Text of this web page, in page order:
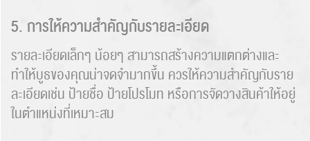
Search
for:
5. การให้ความสำคัญกับรายละเอียด
รายละเอียดเล็กๆ น้อยๆ สามารถสร้างความแตกต่างและ
ทำให้บูธของคุณน่าจดจำมากขึ้น ควรให้ความสำคัญกับราย
ละเอียดเช่น ป้ายชื่อ ป้ายโปรโมท หรือการจัดวางสินค้าให้อยู่
ในตำแหน่งที่เหมาะสม